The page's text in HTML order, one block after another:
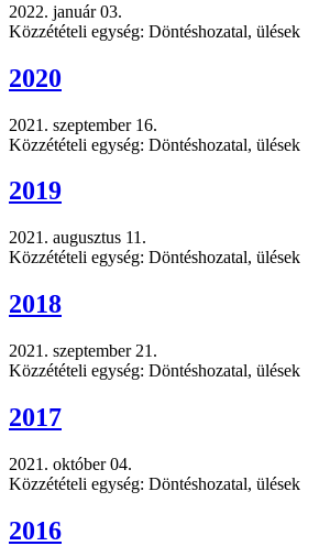
2022. január 03.
Közzétételi egység: Döntéshozatal, ülések
2020
2021. szeptember 16.
Közzétételi egység: Döntéshozatal, ülések
2019
2021. augusztus 11.
Közzétételi egység: Döntéshozatal, ülések
2018
2021. szeptember 21.
Közzétételi egység: Döntéshozatal, ülések
2017
2021. október 04.
Közzétételi egység: Döntéshozatal, ülések
2016